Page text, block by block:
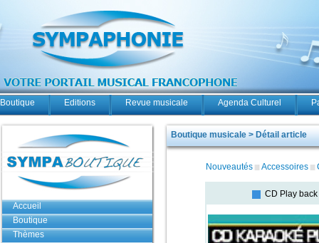
Boutique Editions Revue musicale Agenda Culturel
Accueil
Boutique
Thèmes
Boutique musicale > Détail article
Nouveautés Accessoires
CD Play back